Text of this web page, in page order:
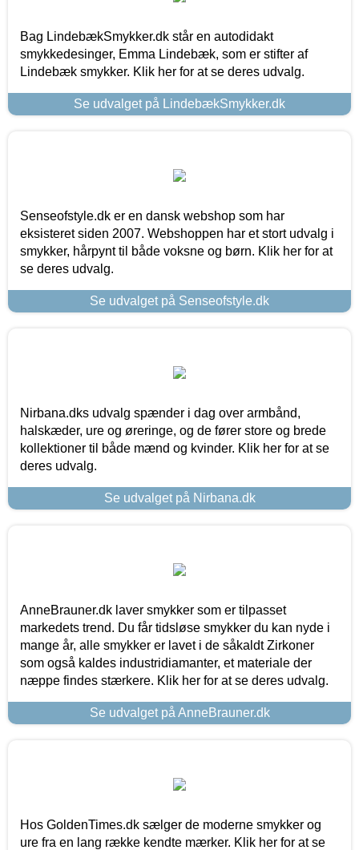
Bag LindebækSmykker.dk står en autodidakt
smykkedesinger, Emma Lindebæk, som er stifter af
Lindebæk smykker. Klik her for at se deres udvalg.
Se udvalget på LindebækSmykker.dk
Senseofstyle.dk er en dansk webshop som har
eksisteret siden 2007. Webshoppen har et stort udvalg i
smykker, hårpynt til både voksne og børn. Klik her for at
se deres udvalg.
Se udvalget på Senseofstyle.dk
Nirbana.dks udvalg spænder i dag over armbånd,
halskæder, ure og øreringe, og de fører store og brede
kollektioner til både mænd og kvinder. Klik her for at se
deres udvalg.
Se udvalget på Nirbana.dk
AnneBrauner.dk laver smykker som er tilpasset
markedets trend. Du får tidsløse smykker du kan nyde i
mange år, alle smykker er lavet i de såkaldt Zirkoner
som også kaldes industridiamanter, et materiale der
næppe findes stærkere. Klik her for at se deres udvalg.
Se udvalget på AnneBrauner.dk
Hos GoldenTimes.dk sælger de moderne smykker og
ure fra en lang række kendte mærker. Klik her for at se